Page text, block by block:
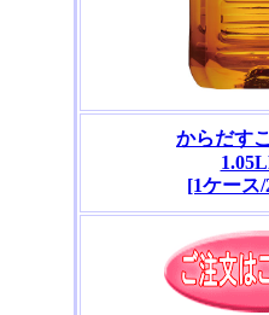
からだす
[1ケース